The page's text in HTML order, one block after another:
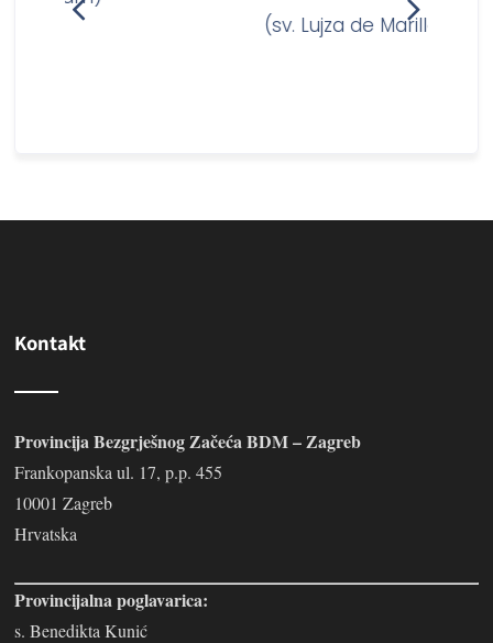
(sv. Lujza de Marillac)
Kontakt
Provincija Bezgrješnog Začeća BDM – Zagreb
Frankopanska ul. 17, p.p. 455
10001 Zagreb
Hrvatska
Provincijalna poglavarica:
s. Benedikta Kunić